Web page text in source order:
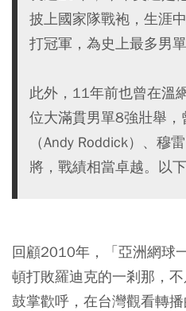
披上國家隊戰袍，生涯
打冠軍，為史上最多男
此外，11年前也曾在溫
位大滿貫男單8強壯舉
（Andy Roddick）、穆
將，戰績相當卓越。以
回顧2010年，「亞洲網球
頓打敗羅迪克的一剎那，
鼓掌歡呼，在台灣觀看轉播